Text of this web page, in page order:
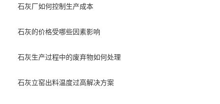
石灰厂如何控制生产成本
石灰的价格受哪些因素影响
石灰生产过程中的废弃物如何处理
石灰立窑出料温度过高解决方案